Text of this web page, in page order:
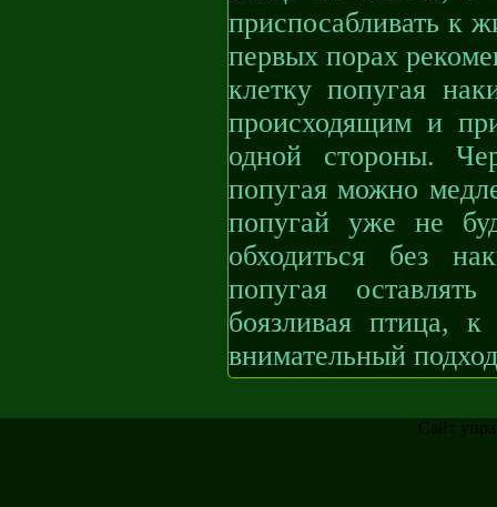
приспосабливать к
первых порах
клетку попугая
происходящим и
одной стороны.
попугая можно
попугай уже не
обходиться без
попугая
боязливая птица, к
внимательный
Сайт